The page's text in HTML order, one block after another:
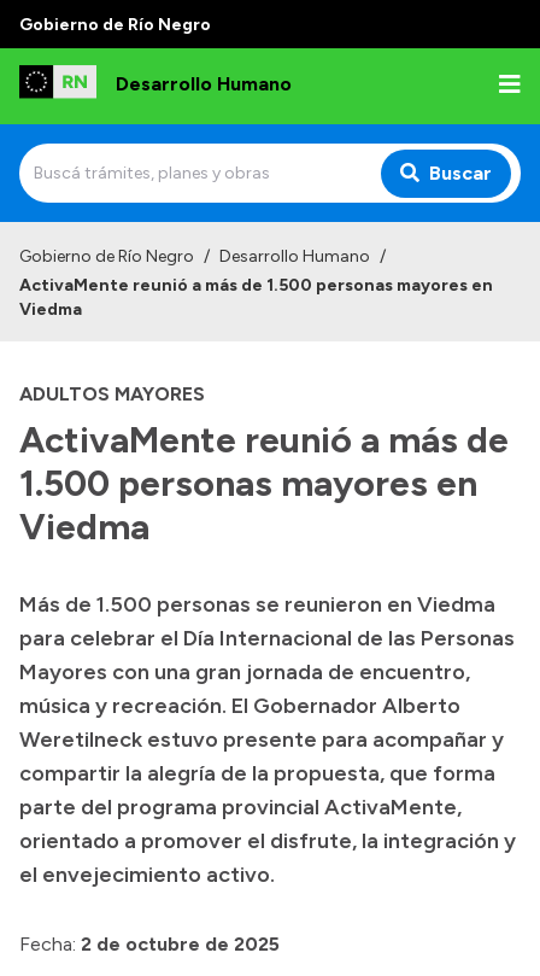
Gobierno de Río Negro
Desarrollo Humano
Buscar
Institucional
Autoridades
Delegaciones
Normativa
Presupuesto
Boletín Oficial
Compras y licitaciones
Consulta de expedientes
Consulta de pago a proveedores
Convocatorias
Gobierno de Río Negro / Desarrollo Humano /
ActivaMente reunió a más de 1.500 personas mayores en
Viedma
ADULTOS MAYORES
ActivaMente reunió a más de
1.500 personas mayores en
Viedma
Más de 1.500 personas se reunieron en Viedma
para celebrar el Día Internacional de las Personas
Mayores con una gran jornada de encuentro,
música y recreación. El Gobernador Alberto
Weretilneck estuvo presente para acompañar y
compartir la alegría de la propuesta, que forma
parte del programa provincial ActivaMente,
orientado a promover el disfrute, la integración y
el envejecimiento activo.
Fecha: 2 de octubre de 2025